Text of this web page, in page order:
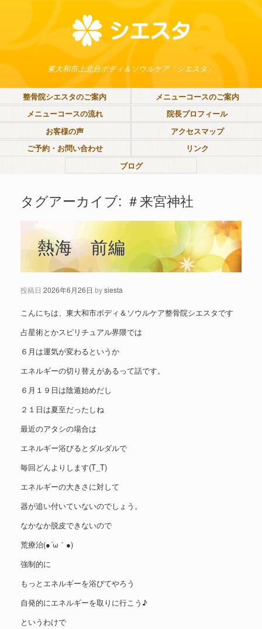
東大和市上北台ボディ＆ソウルケア「シエスタ」
整骨院シエスタのご案内
メニューコースのご案内
メニューコースの流れ
院長プロフィール
お客様の声
アクセスマップ
ご予約・お問い合わせ
リンク
ブログ
タグアーカイブ: ＃来宮神社
熱海 前編
投稿日 2026年6月26日 bysiesta
こんにちは、東大和市ボディ＆ソウルケア整骨院シエスタです
占星術とかスピリチュアル界隈では
６月は運気が変わるというか
エネルギーの切り替えがあるって話です。
６月１９日は陰遁始めだし
２１日は夏至だったしね
最近のアタシの場合は
エネルギー浴びるとダルダルで
毎回どんよりします(T_T)
エネルギーの大きさに対して
器が追い付いていないのでしょう。
なかなか脱皮できないので
荒療治(●´ω｀●)
強制的に
もっとエネルギーを浴びてやろう
自発的にエネルギーを取りに行こう♪
というわけで